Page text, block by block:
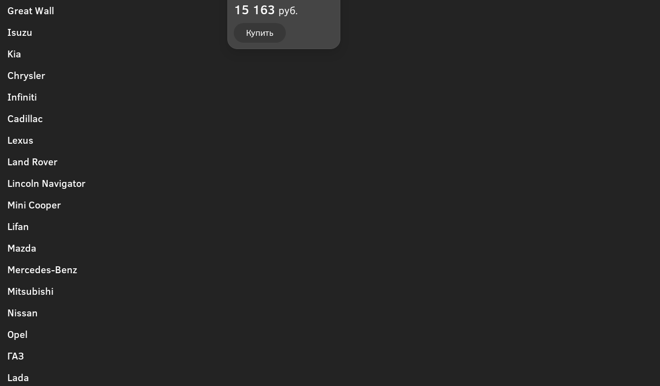
Great Wall
Isuzu
Kia
Chrysler
Infiniti
Cadillac
Lexus
Land Rover
Lincoln Navigator
Mini Cooper
Lifan
Mazda
Mercedes-Benz
Mitsubishi
Nissan
Opel
ГАЗ
Lada
15 163 руб.
Купить